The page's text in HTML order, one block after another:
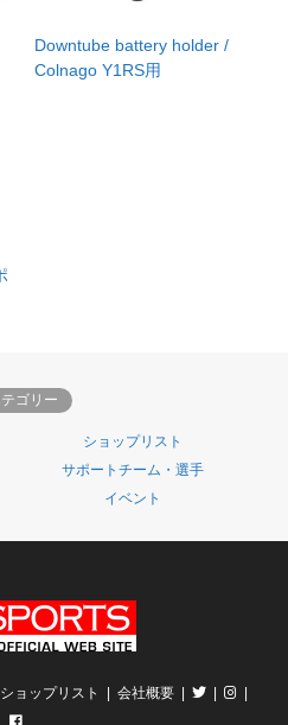
Downtube battery holder /
Colnago Y1RS用
ゴリー
ショップリスト
サポートチーム・選手
イベント
ショップリスト 会社概要